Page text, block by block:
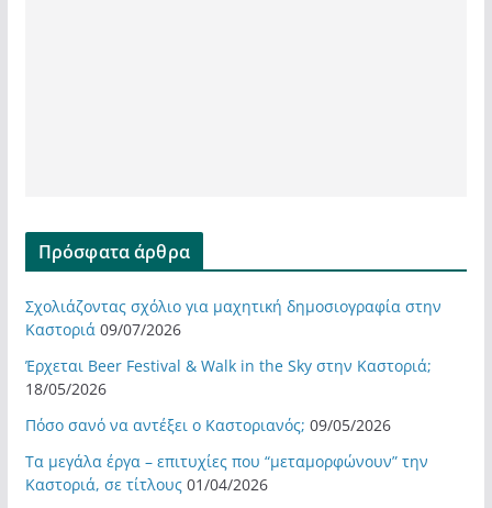
Πρόσφατα άρθρα
Σχολιάζοντας σχόλιο για μαχητική δημοσιογραφία στην
Καστοριά 09/07/2026
Έρχεται Beer Festival & Walk in the Sky στην Καστοριά;
18/05/2026
Πόσο σανό να αντέξει ο Καστοριανός; 09/05/2026
Τα μεγάλα έργα – επιτυχίες που “μεταμορφώνουν” την
Καστοριά, σε τίτλους 01/04/2026